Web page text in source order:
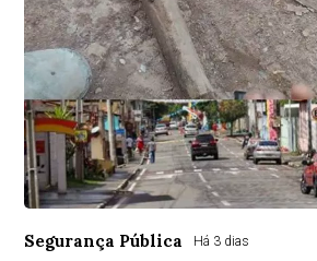
Segurança Pública Há 3 dias